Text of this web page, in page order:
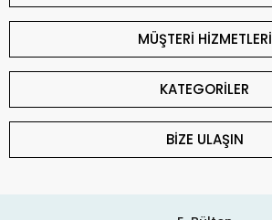
MÜŞTERİ HİZMETLERİ
KATEGORİLER
BİZE ULAŞIN